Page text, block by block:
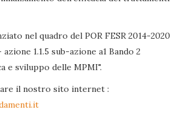
nel quadro del POR FESR 2014-2020
1.1.5 sub-azione a1 Bando 2
e sviluppo delle MPMI".
il nostro sito internet :